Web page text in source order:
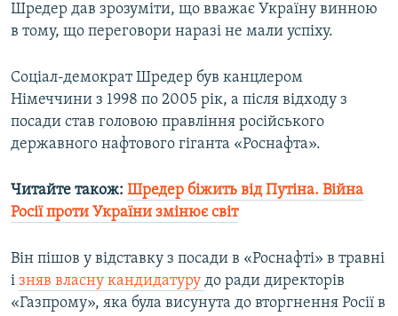
Шредер дав зрозуміти, що вважає Україну винною
в тому, що переговори наразі не мали успіху.
Соціал-демократ Шредер був канцлером
Німеччини з 1998 по 2005 рік, а після відходу з
посади став головою правління російського
державного нафтового гіганта «Роснафта».
Читайте також: Шредер біжить від Путіна. Війна
Росії проти України змінює світ
Він пішов у відставку з посади в «Роснафті» в травні
і зняв власну кандидатуру до ради директорів
«Газпрому», яка була висунута до вторгнення Росії в